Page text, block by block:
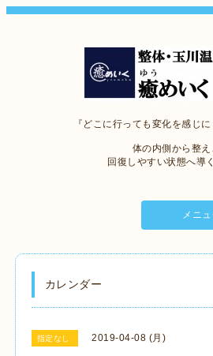
『どこに行っても変化を感じに
体の内側から整え
回復しやすい状態へ導
メニ
カレンダー
指定なし 2019-04-08 (月)